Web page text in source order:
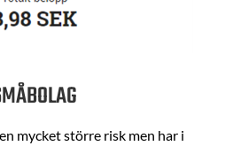
mycket större risk men har i